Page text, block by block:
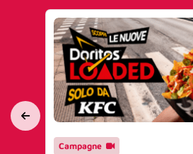
Campagne